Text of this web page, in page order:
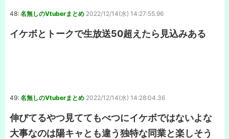
48: 名無しのVtuberまとめ 2022/12/14(水) 14:27:55.96
イケボとトークで生放送50超えたら見込みある
49: 名無しのVtuberまとめ 2022/12/14(水) 14:28:04.36
伸びてるやつ見ててもべつにイケボではないよな
大事なのは陽キャとも違う独特な同業と楽しそう